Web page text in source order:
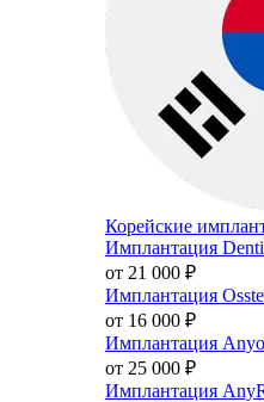
Корейские
Имплантация
от 21 000 ₽
Имплантация
от 16 000 ₽
Имплантация
от 25 000 ₽
Имплантация